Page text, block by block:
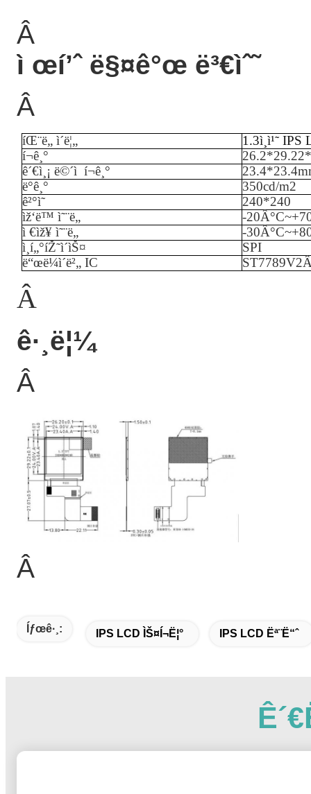
Â
ì œí’ˆ ë§¤ê°œ ë³€ìˆ˜
Â
íŒ¨ë„ ì´ë¦„
1.3ì¸ì¹˜
í¬ê¸°
ê´€ì¸¡ ë©´ì  í¬ê¸°
ë°ê¸°
350cd/m2
ê²°ì˜
240*240
ìž‘ë™ ì˜¨ë„
-20Â°C~+
ì €ìž¥ ì˜¨ë„
-30Â°C~+
ì¸í„°íŽ˜ì´ìŠ¤
SPI
ë“œë¼ì´ë²„ IC
ST7789V2
Â
ê·¸ë¦¼
Â
Â
Íƒœê·¸: IPS LCD ÌŠ¤í¬ë¦° IPS LCD Ëª¨ë“ˆ